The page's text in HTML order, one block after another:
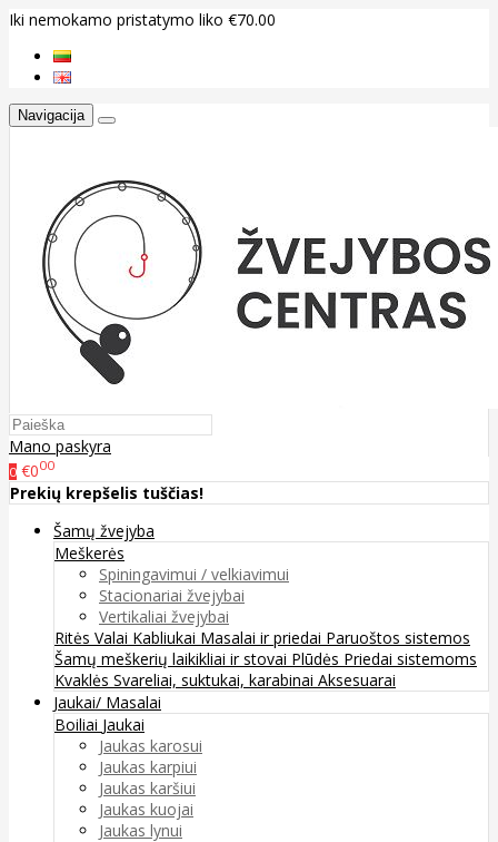
Iki nemokamo pristatymo liko €70.00
Navigacija
Mano paskyra
0 €000
Prekių krepšelis tuščias!
Šamų žvejyba
Meškerės
Spiningavimui / velkiavimui
Stacionariai žvejybai
Vertikaliai žvejybai
Ritės Valai Kabliukai Masalai ir priedai Paruoštos sistemos
Šamų meškerių laikikliai ir stovai Plūdės Priedai sistemoms
Kvaklės Svareliai, suktukai, karabinai Aksesuarai
Jaukai/ Masalai
Boiliai Jaukai
Jaukas karosui
Jaukas karpiui
Jaukas karšiui
Jaukas kuojai
Jaukas lynui